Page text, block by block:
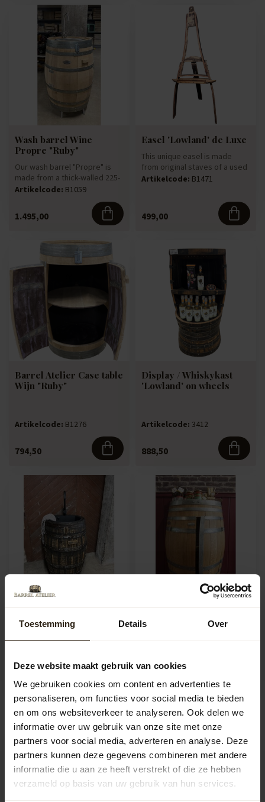
Toestemming Details Over
Deze website maakt gebruik van cookies
We gebruiken cookies om content en advertenties te
personaliseren, om functies voor social media te bieden
en om ons websiteverkeer te analyseren. Ook delen we
informatie over uw gebruik van onze site met onze
partners voor social media, adverteren en analyse. Deze
partners kunnen deze gegevens combineren met andere
informatie die u aan ze heeft verstrekt of die ze hebben
verzameld op basis van uw gebruik van hun services.
Wash barrel Wine
Propre "Ruby"
Our wash barrel "Propre" is
made from a thick-walled 225-
litre oak wine barrel. ...
Artikelcode: B1059
1.495,00
Easel 'Lowland' de Luxe
This unique easel is made
from original staves of a used
wooden barrel. Each pie...
Artikelcode: B1471
499,00
Barrel Atelier Case table
Wijn "Ruby"
Artikelcode: B1276
794,50
Display / Whiskykast
'Lowland' on wheels
Artikelcode: 3412
888,50
barrel Whisky Propre
"Lowland"
Artikelcode:B1293
1.595,00
"Rosso"
1.495,00